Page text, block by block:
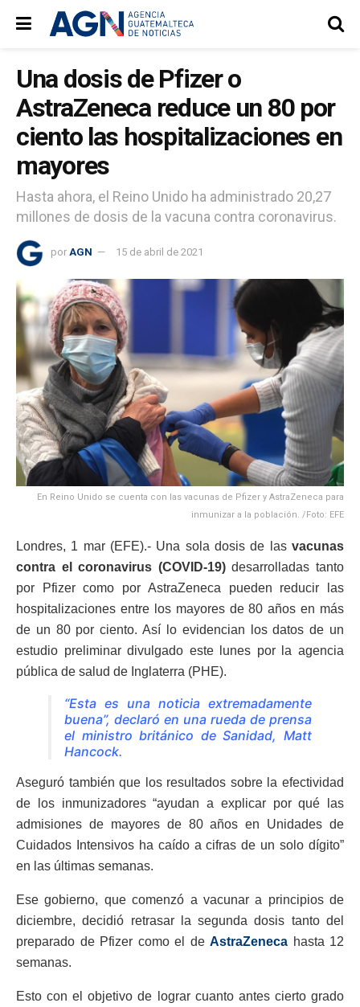
Una dosis de Pfizer o
AstraZeneca reduce un 80 por
ciento las hospitalizaciones en
mayores
Hasta ahora, el Reino Unido ha administrado 20,27
millones de dosis de la vacuna contra coronavirus.
por AGN 15 de abril de 2021
En Reino Unido se cuenta con las vacunas de Pfizer y AstraZeneca para
inmunizar a la población. /Foto: EFE
Londres, 1 mar (EFE).- Una sola dosis de las vacunas
contra el coronavirus (COVID-19)desarrolladas tanto
por Pfizer como por AstraZeneca pueden reducir las
hospitalizaciones entre los mayores de 80 años en más
de un 80 por ciento. Así lo evidencian los datos de un
estudio preliminar divulgado este lunes por la agencia
pública de salud de Inglaterra (PHE).
“Esta es una noticia extremadamente
buena”, declaró en una rueda de prensa
el ministro británico de Sanidad, Matt
Hancock.
Aseguró también que los resultados sobre la efectividad
de los inmunizadores “ayudan a explicar por qué las
admisiones de mayores de 80 años en Unidades de
Cuidados Intensivos ha caído a cifras de un solo dígito”
en las últimas semanas.
Ese gobierno, que comenzó a vacunar a principios de
diciembre, decidió retrasar la segunda dosis tanto del
preparado de Pfizer como el de AstraZeneca hasta 12
semanas.
Esto con el objetivo de lograr cuanto antes cierto grado